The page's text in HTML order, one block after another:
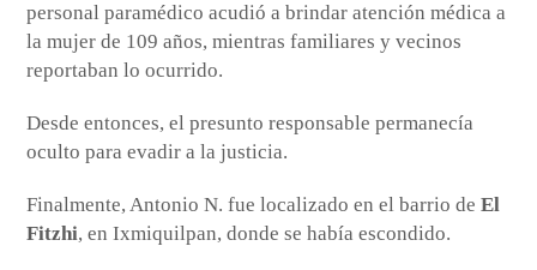
personal paramédico acudió a brindar atención médica a
la mujer de 109 años, mientras familiares y vecinos
reportaban lo ocurrido.
Desde entonces, el presunto responsable permanecía
oculto para evadir a la justicia.
Finalmente, Antonio N. fue localizado en el barrio deEl
Fitzhi, en Ixmiquilpan, donde se había escondido.